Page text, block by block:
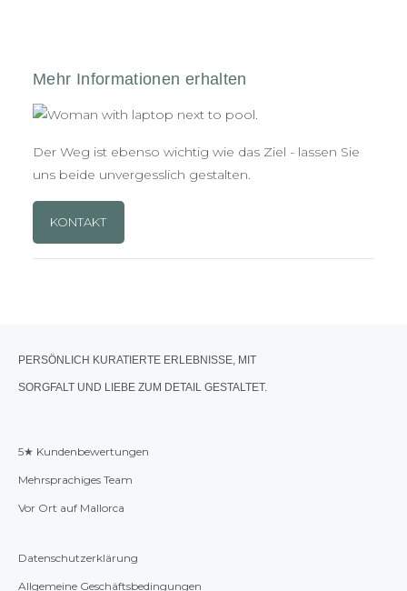
Der Weg ist ebenso wichtig wie das Ziel - lassen Sie
uns beide unvergesslich gestalten.
KONTAKT
PERSÖNLICH KURATIERTE ERLEBNISSE, MIT
SORGFALT UND LIEBE ZUM DETAIL GESTALTET.
5★ Kundenbewertungen
Mehrsprachiges Team
Vor Ort auf Mallorca
Datenschutzerklärung
Allgemeine Geschäftsbedingungen